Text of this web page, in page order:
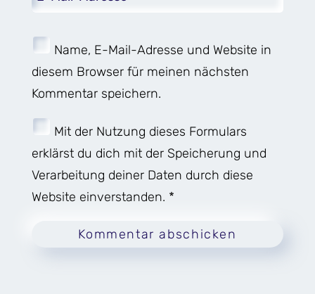
Name, E-Mail-Adresse und Website in
diesem Browser für meinen nächsten
Kommentar speichern.
Mit der Nutzung dieses Formulars
erklärst du dich mit der Speicherung und
Verarbeitung deiner Daten durch diese
Website einverstanden. *
Kommentar abschicken